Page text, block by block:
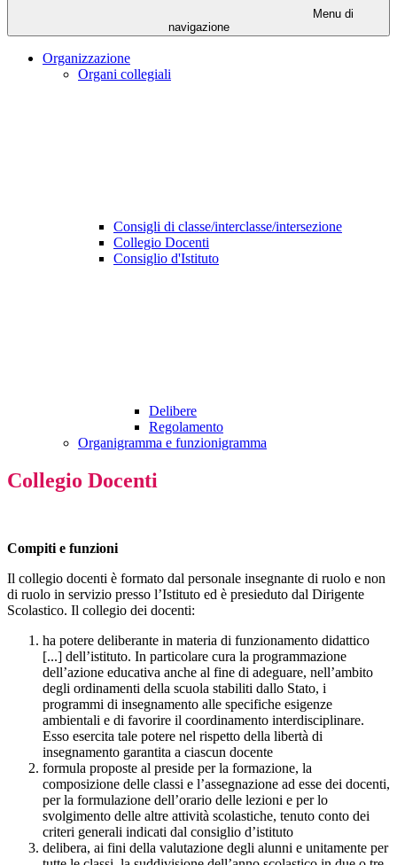
Menu di
navigazione
Organizzazione
Organi collegiali
Consigli di classe/interclasse/intersezione
Collegio Docenti
Consiglio d'Istituto
Delibere
Regolamento
Organigramma e funzionigramma
Collegio Docenti
Compiti e funzioni
Il collegio docenti è formato dal personale insegnante di ruolo e non
di ruolo in servizio presso l’Istituto ed è presieduto dal Dirigente
Scolastico. Il collegio dei docenti:
ha potere deliberante in materia di funzionamento didattico
[...] dell’istituto. In particolare cura la programmazione
dell’azione educativa anche al fine di adeguare, nell’ambito
degli ordinamenti della scuola stabiliti dallo Stato, i
programmi di insegnamento alle specifiche esigenze
ambientali e di favorire il coordinamento interdisciplinare.
Esso esercita tale potere nel rispetto della libertà di
insegnamento garantita a ciascun docente
formula proposte al preside per la formazione, la
composizione delle classi e l’assegnazione ad esse dei docenti,
per la formulazione dell’orario delle lezioni e per lo
svolgimento delle altre attività scolastiche, tenuto conto dei
criteri generali indicati dal consiglio d’istituto
delibera, ai fini della valutazione degli alunni e unitamente per